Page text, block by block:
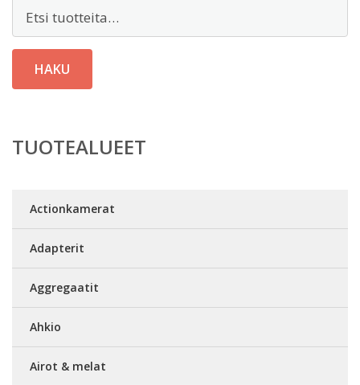
HAKU
TUOTEALUEET
Actionkamerat
Adapterit
Aggregaatit
Ahkio
Airot & melat